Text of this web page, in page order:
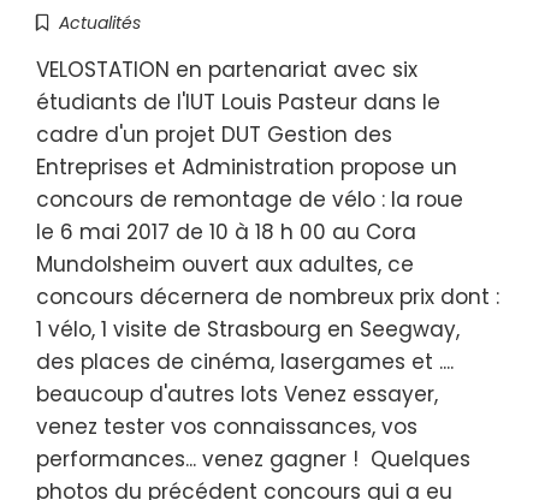
Actualités
VELOSTATION en partenariat avec six
étudiants de l'IUT Louis Pasteur dans le
cadre d'un projet DUT Gestion des
Entreprises et Administration propose un
concours de remontage de vélo : la roue
le 6 mai 2017 de 10 à 18 h 00 au Cora
Mundolsheim ouvert aux adultes, ce
concours décernera de nombreux prix dont :
1 vélo, 1 visite de Strasbourg en Seegway,
des places de cinéma, lasergames et ....
beaucoup d'autres lots Venez essayer,
venez tester vos connaissances, vos
performances... venez gagner ! Quelques
photos du précédent concours qui a eu